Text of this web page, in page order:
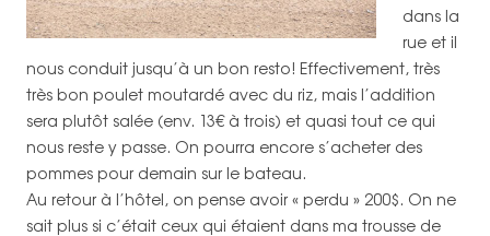
dans la
rue et il
nous conduit jusqu’à un bon resto! Effectivement, très
très bon poulet moutardé avec du riz, mais l’addition
sera plutôt salée (env. 13€ à trois) et quasi tout ce qui
nous reste y passe. On pourra encore s’acheter des
pommes pour demain sur le bateau.
Au retour à l’hôtel, on pense avoir « perdu » 200$. On ne
sait plus si c’était ceux qui étaient dans ma trousse de